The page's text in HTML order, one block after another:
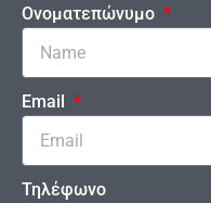
Ονοματεπώνυμο
Email
Τηλέφωνο